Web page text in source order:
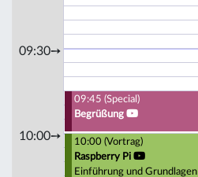
09:30➙
10:00➙
09:45 (Special)
Begrüßung
10:00 (Vortrag)
Raspberry Pi
Einführung und Grundlagen